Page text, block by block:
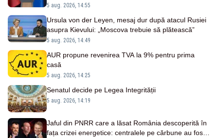
săptămâna viitoare - SURSE
5 aug. 2026, 14:55
Ursula von der Leyen, mesaj dur după atacul Rusiei
asupra Kievului: „Moscova trebuie să plătească”
5 aug. 2026, 14:49
AUR propune revenirea TVA la 9% pentru prima
casă
5 aug. 2026, 14:25
Senatul decide pe Legea Integrității
5 aug. 2026, 14:19
Jaful din PNRR care a lăsat România descoperită în
fața crizei energetice: centralele pe cărbune au fost